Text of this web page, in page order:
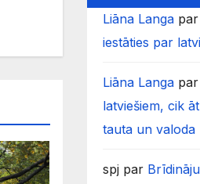
Liāna Langapar
iestāties par
Liāna Langapar
latviešiem, cik
tauta un valoda
spjpar